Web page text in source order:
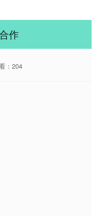
作
：204